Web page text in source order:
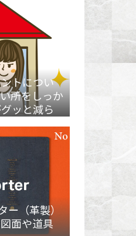
トについ
所をしっか
ッと減ら
ー（革製）
面や道具